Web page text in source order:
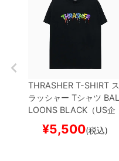
THRASHER T-SHIRT ス
ラッシャー Tシャツ BAL
LOONS BLACK（US企
画） スケートボード ス
ケボー
¥5,500(税込)